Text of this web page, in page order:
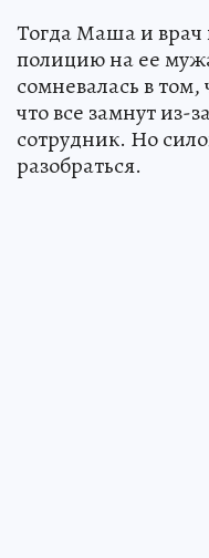
Тогда Маша и врач
полицию на ее
сомневалась в
что все замнут из-
сотрудник. Но
разобраться.